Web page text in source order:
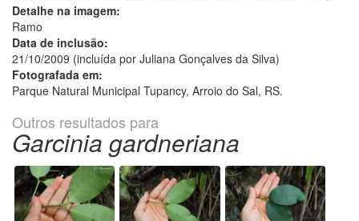
Detalhe na imagem:
Ramo
Data de inclusão:
21/10/2009 (incluída por Juliana Gonçalves da Silva)
Fotografada em:
Parque Natural Municipal Tupancy, Arroio do Sal, RS.
Outros resultados para
Garcinia gardneriana